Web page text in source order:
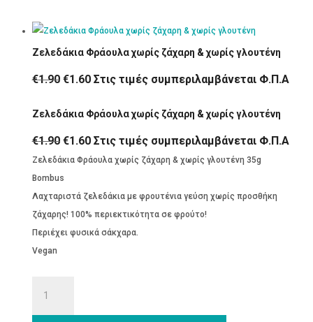
Ζελεδάκια Φράουλα χωρίς ζάχαρη & χωρίς γλουτένη
€1.90 Original
was:
€1.60Η
τιμή
€1.60.
Στις τιμές συμπεριλαμβάνεται Φ.Π.Α
Ζελεδάκια Φράουλα χωρίς ζάχαρη & χωρίς γλουτένη
€1.90 Original
price
was:
€1.90.
€1.60Η
τρέχουσα
είναι:
€1.60.
Στις τιμές συμπεριλαμβάνεται Φ.Π.Α
Ζελεδάκια Φράουλα χωρίς ζάχαρη & χωρίς γλουτένη 35g
Bombus
Λαχταριστά ζελεδάκια με φρουτένια γεύση χωρίς προσθήκη
ζάχαρης! 100% περιεκτικότητα σε φρούτο!
Περιέχει φυσικά σάκχαρα.
Vegan